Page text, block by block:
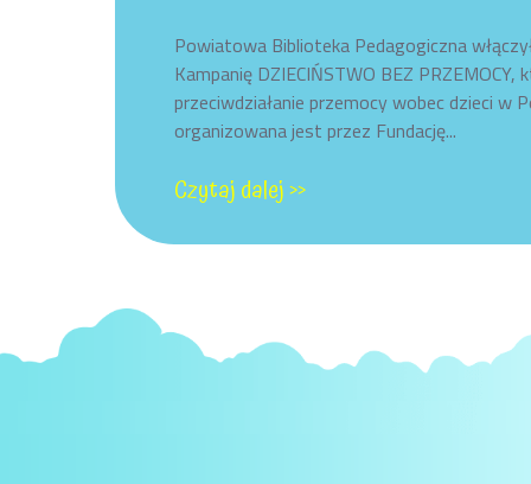
Powiatowa Biblioteka Pedagogiczna
Kampanię DZIECIŃSTWO BEZ
przeciwdziałanie przemocy wobec dzieci w
organizowana jest przez Fundację...
Czytaj dalej >>